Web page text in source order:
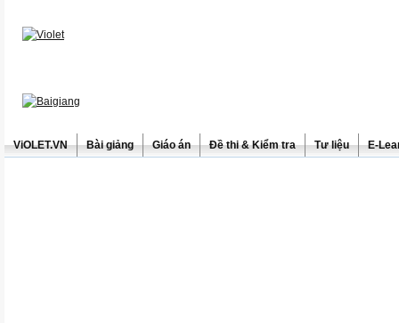
ViOLET.VN Bài giảng Giáo án Đề thi & Kiểm tra Tư liệu E-